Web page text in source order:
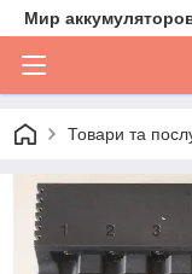
Мир
Товари та